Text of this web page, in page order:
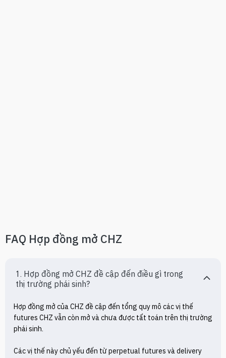
FAQ Hợp đồng mở CHZ
1. Hợp đồng mở CHZ đề cập đến điều gì trong
thị trường phái sinh?
Hợp đồng mở của CHZ đề cập đến tổng quy mô các vị thế
futures CHZ vẫn còn mở và chưa được tất toán trên thị trường
phái sinh.
Các vị thế này chủ yếu đến từ perpetual futures và delivery